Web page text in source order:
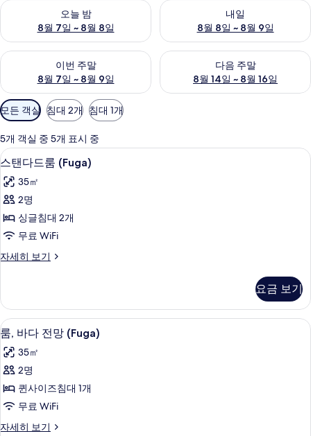
오늘 밤
8월 7일 ~ 8월 8일
오늘 밤 예약 가능 여부 확인, 8월 7일 ~ 8월 8일
내일
8월 8일 ~ 8월 9일
내일 예약 가능 여부 확인, 8월
이번 주말
8월 7일 ~ 8월 9일
이번 주말 예약 가능 여부 확인, 8월 7일 ~ 8월 9일
다음 주말
8월 14일 ~ 8월 16일
다음 주말 예약 가능 여부 확인,
객
실
에
사
용
가
능
한
터
모든 객실 침대 2개 침대 1개
5개 객실 중 5개 표시 중
스
탠
다
드
룸
(Fuga)
사
모
두
보
기
스탠다드룸 (Fuga) | 미니바, 객실 내
3
스탠다드룸 (Fuga)
35㎡
2명
싱글침대 2개
무료 WiFi
자세히 보기
스
룸
(Fuga)
자
세
히
보
요금 보기
룸,
바
다
전
망
(Fuga)
사
룸, 바다 전망 (Fuga) | 미니바, 객실 내
4
룸, 바다 전망 (Fuga)
35㎡
2명
퀸사이즈침대 1개
무료 WiFi
자세히 보기
룸,